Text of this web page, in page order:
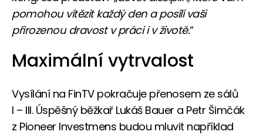
pomohou vítězit každý den a posílí vaši
přirozenou dravost v práci i v životě.“
Maximální vytrvalost
Vysílání na FinTV pokračuje přenosem ze sálů
I – III. Úspěšný běžkař Lukáš Bauer a Petr Šimčák
z Pioneer Investmens budou mluvit například